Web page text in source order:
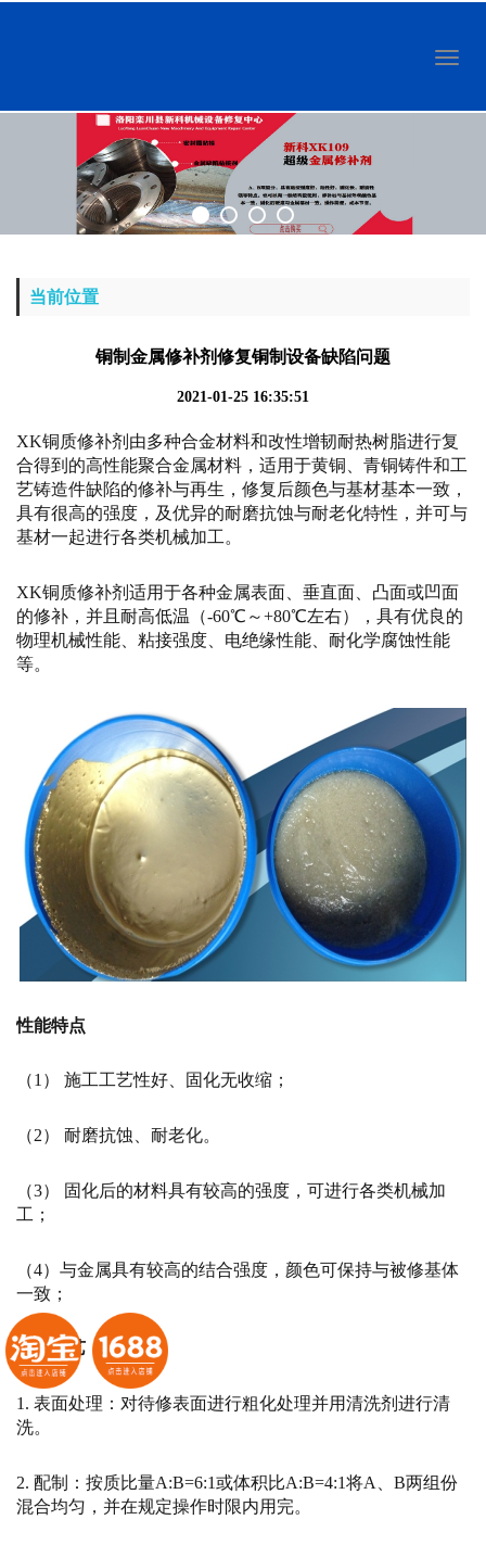
当前位置
铜制金属修补剂修复铜制设备缺陷问题
2021-01-25 16:35:51
XK铜质修补剂由多种合金材料和改性增韧耐热树脂进行复
合得到的高性能聚合金属材料，适用于黄铜、青铜铸件和工
艺铸造件缺陷的修补与再生，修复后颜色与基材基本一致，
具有很高的强度，及优异的耐磨抗蚀与耐老化特性，并可与
基材一起进行各类机械加工。
XK铜质修补剂适用于各种金属表面、垂直面、凸面或凹面
的修补，并且耐高低温（-60℃～+80℃左右），具有优良的
物理机械性能、粘接强度、电绝缘性能、耐化学腐蚀性能
等。
性能特点
（1） 施工工艺性好、固化无收缩；
（2） 耐磨抗蚀、耐老化。
（3） 固化后的材料具有较高的强度，可进行各类机械加
工；
（4）与金属具有较高的结合强度，颜色可保持与被修基体
一致；
修复工艺
1. 表面处理：对待修表面进行粗化处理并用清洗剂进行清
洗。
2. 配制：按质比量A:B=6:1或体积比A:B=4:1将A、B两组份
混合均匀，并在规定操作时限内用完。